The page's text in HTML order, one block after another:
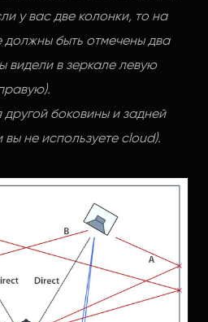
у вас две колонки, то на
должны быть отмечены два
видели в зеркале левую
другой боковины и задней
вы не используете cloud).